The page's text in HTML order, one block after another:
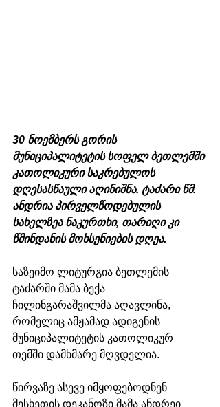
30 ნოემბერს გორის
მუნიციპალიტეტის სოფელ ბეთლემში
კათოლიკური საკრებულოს
დღესასწაული აღინიშნა. ტაძარი წმ.
ანდრია პირველწოდებულის
სახელზეა ნაკურთხი, თარიღი კი
წმინდანის მოხსენიების დღეა.
საზეიმო ლიტურგია ბეთლემის
ტაძარში მამა ბექა
ჩილინგარაშვილმა აღავლინა,
რომელიც ამჟამად ადიგენის
მუნიციპალიტეტის კათოლიკურ
თემში დამხმარე მღვდელია.
წირვაზე ასევე იმყოფებოდნენ
მესხეთის დეკანოზი მამა ანდრეი